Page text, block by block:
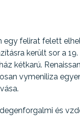
egy felirat felett
került sor a
kétkarú.
vymeniliza
és